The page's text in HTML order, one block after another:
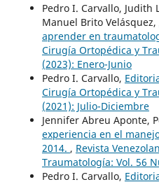
Pedro I. Carvallo, Judith
Manuel Brito Velásquez,
aprender en
Cirugía Ortopédica y
(2023): Enero-Junio
Pedro I. Carvallo,
Cirugía Ortopédica y
(2021): Julio-Diciembre
Jennifer Abreu Aponte,
experiencia en el
2014. , Revista
Traumatología: Vol. 56
Pedro I. Carvallo,